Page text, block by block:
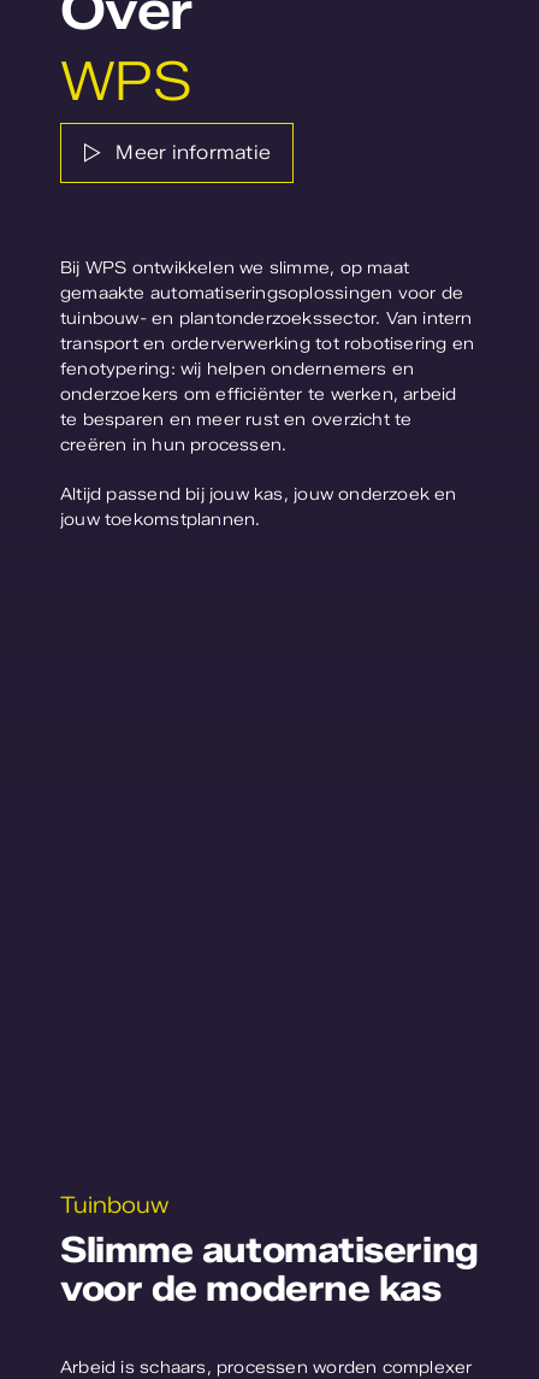
WPS
Meer informatie
Bij WPS ontwikkelen we slimme, op maat
gemaakte automatiseringsoplossingen voor de
tuinbouw- en plantonderzoekssector. Van intern
transport en orderverwerking tot robotisering en
fenotypering: wij helpen ondernemers en
onderzoekers om efficiënter te werken, arbeid
te besparen en meer rust en overzicht te
creëren in hun processen.
Altijd passend bij jouw kas, jouw onderzoek en
jouw toekomstplannen.
Tuinbouw
Slimme automatisering
voor de moderne kas
Arbeid is schaars, processen worden complexer